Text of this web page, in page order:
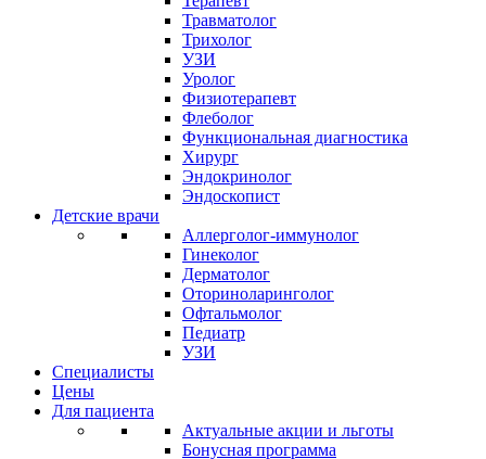
Травматолог
Трихолог
УЗИ
Уролог
Физиотерапевт
Флеболог
Функциональная диагностика
Хирург
Эндокринолог
Эндоскопист
Детские врачи
Аллерголог-иммунолог
Гинеколог
Дерматолог
Оториноларинголог
Офтальмолог
Педиатр
УЗИ
Специалисты
Цены
Для пациента
Актуальные акции и льготы
Бонусная программа